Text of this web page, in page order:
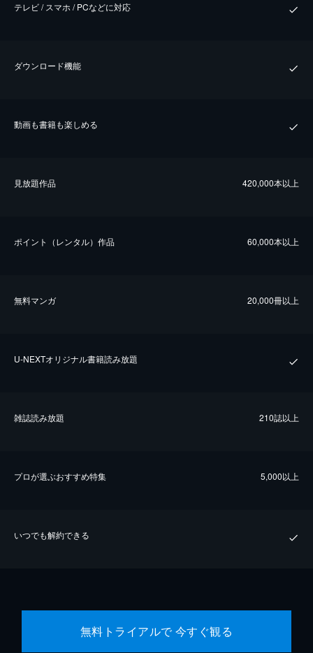
テレビ / スマホ / PCなどに対応
ダウンロード機能
動画も書籍も楽しめる
⾒放題作品 420,000本以上
ポイント（レンタル）作品 60,000本以上
無料マンガ 20,000冊以上
U-NEXTオリジナル書籍読み放題
雑誌読み放題 210誌以上
プロが選ぶおすすめ特集 5,000以上
いつでも解約できる
無料トライアルで 今すぐ観る